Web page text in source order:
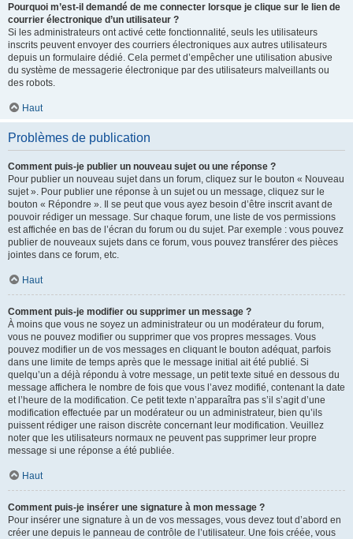
Pourquoi m’est-il demandé de me connecter lorsque je clique sur le lien de
courrier électronique d’un utilisateur ?
Si les administrateurs ont activé cette fonctionnalité, seuls les utilisateurs
inscrits peuvent envoyer des courriers électroniques aux autres utilisateurs
depuis un formulaire dédié. Cela permet d’empêcher une utilisation abusive
du système de messagerie électronique par des utilisateurs malveillants ou
des robots.
Haut
Problèmes de publication
Comment puis-je publier un nouveau sujet ou une réponse ?
Pour publier un nouveau sujet dans un forum, cliquez sur le bouton « Nouveau
sujet ». Pour publier une réponse à un sujet ou un message, cliquez sur le
bouton « Répondre ». Il se peut que vous ayez besoin d’être inscrit avant de
pouvoir rédiger un message. Sur chaque forum, une liste de vos permissions
est affichée en bas de l’écran du forum ou du sujet. Par exemple : vous pouvez
publier de nouveaux sujets dans ce forum, vous pouvez transférer des pièces
jointes dans ce forum, etc.
Haut
Comment puis-je modifier ou supprimer un message ?
À moins que vous ne soyez un administrateur ou un modérateur du forum,
vous ne pouvez modifier ou supprimer que vos propres messages. Vous
pouvez modifier un de vos messages en cliquant le bouton adéquat, parfois
dans une limite de temps après que le message initial ait été publié. Si
quelqu’un a déjà répondu à votre message, un petit texte situé en dessous du
message affichera le nombre de fois que vous l’avez modifié, contenant la date
et l’heure de la modification. Ce petit texte n’apparaîtra pas s’il s’agit d’une
modification effectuée par un modérateur ou un administrateur, bien qu’ils
puissent rédiger une raison discrète concernant leur modification. Veuillez
noter que les utilisateurs normaux ne peuvent pas supprimer leur propre
message si une réponse a été publiée.
Haut
Comment puis-je insérer une signature à mon message ?
Pour insérer une signature à un de vos messages, vous devez tout d’abord en
créer une depuis le panneau de contrôle de l’utilisateur. Une fois créée, vous